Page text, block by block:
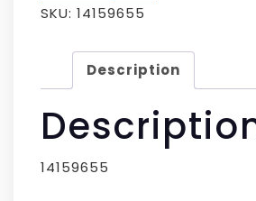
SKU: 14159655
Description
14159655